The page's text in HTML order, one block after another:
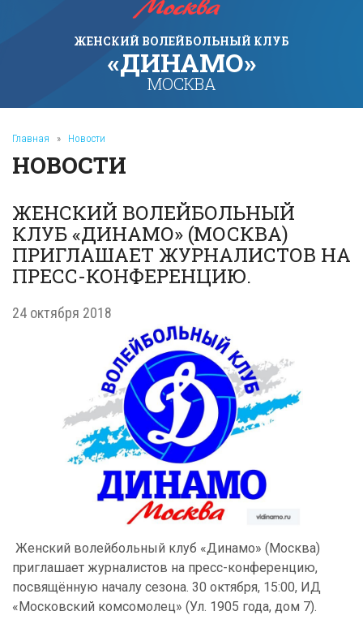
ЖЕНСКИЙ ВОЛЕЙБОЛЬНЫЙ КЛУБ
«ДИНАМО»
МОСКВА
Главная » Новости
НОВОСТИ
ЖЕНСКИЙ ВОЛЕЙБОЛЬНЫЙ
КЛУБ «ДИНАМО» (МОСКВА)
ПРИГЛАШАЕТ ЖУРНАЛИСТОВ НА
ПРЕСС-КОНФЕРЕНЦИЮ.
24 октября 2018
Женский волейбольный клуб «Динамо» (Москва)
приглашает журналистов на пресс-конференцию,
посвящённую началу сезона. 30 октября, 15:00, ИД
«Московский комсомолец» (Ул. 1905 года, дом 7).